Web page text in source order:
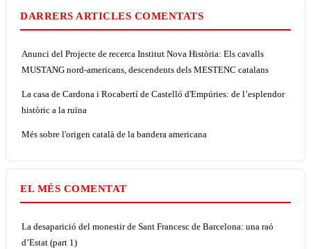
DARRERS ARTICLES COMENTATS
Anunci del Projecte de recerca Institut Nova Història: Els cavalls
MUSTANG nord-americans, descendents dels MESTENC catalans
La casa de Cardona i Rocabertí de Castelló d'Empúries: de l’esplendor
històric a la ruïna
Més sobre l'origen català de la bandera americana
EL MÉS COMENTAT
La desaparició del monestir de Sant Francesc de Barcelona: una raó
d’Estat (part 1)